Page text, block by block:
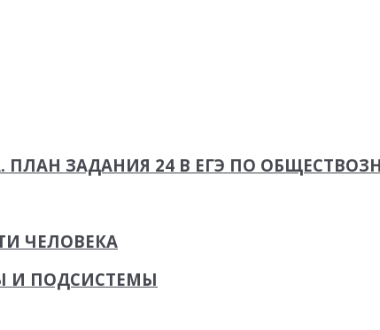
ПЛАН ЗАДАНИЯ 24 В ЕГЭ ПО
ЧЕЛОВЕКА
И ПОДСИСТЕМЫ